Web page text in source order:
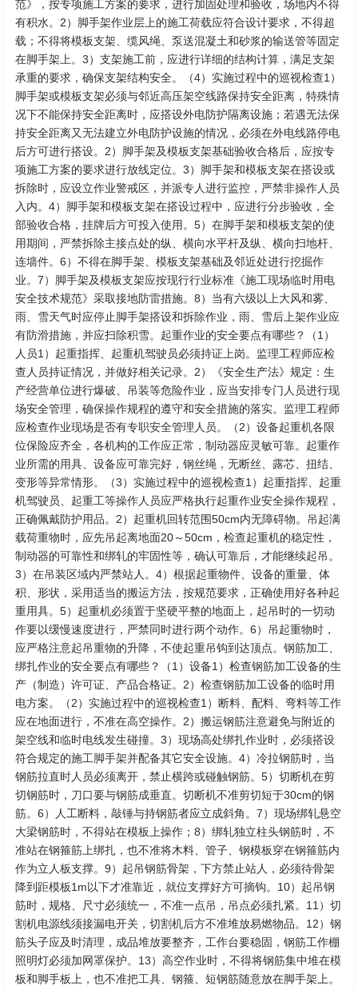
范》，按专项施工方案的要求，进行加固处理和验收，场地内不得
有积水。2）脚手架作业层上的施工荷载应符合设计要求，不得超
载；不得将模板支架、缆风绳、泵送混凝土和砂浆的输送管等固定
在脚手架上。3）支架施工前，应进行详细的结构计算，满足支架
承重的要求，确保支架结构安全。（4）实施过程中的巡视检查1）
脚手架或模板支架必须与邻近高压架空线路保持安全距离，特殊情
况下不能保持安全距离时，应搭设外电防护隔离设施；若遇无法保
持安全距离又无法建立外电防护设施的情况，必须在外电线路停电
后方可进行搭设。2）脚手架及模板支架基础验收合格后，应按专
项施工方案的要求进行放线定位。3）脚手架和模板支架在搭设或
拆除时，应设立作业警戒区，并派专人进行监控，严禁非操作人员
入内。4）脚手架和模板支架在搭设过程中，应进行分步验收，全
部验收合格，挂牌后方可投入使用。5）在脚手架和模板支架的使
用期间，严禁拆除主接点处的纵、横向水平杆及纵、横向扫地杆、
连墙件。6）不得在脚手架、模板支架基础及邻近处进行挖掘作
业。7）脚手架及模板支架应按现行行业标准《施工现场临时用电
安全技术规范》采取接地防雷措施。8）当有六级以上大风和雾、
雨、雪天气时应停止脚手架搭设和拆除作业，雨、雪后上架作业应
有防滑措施，并应扫除积雪。起重作业的安全要点有哪些？（1）
人员1）起重指挥、起重机驾驶员必须持证上岗。监理工程师应检
查人员持证情况，并做好相关记录。2）《安全生产法》规定：生
产经营单位进行爆破、吊装等危险作业，应当安排专门人员进行现
场安全管理，确保操作规程的遵守和安全措施的落实。监理工程师
应检查作业现场是否有专职安全管理人员。（2）设备起重机各限
位保险应齐全，各机构的工作应正常，制动器应灵敏可靠。起重作
业所需的用具、设备应可靠完好，钢丝绳，无断丝、露芯、扭结、
变形等异常情形。（3）实施过程中的巡视检查1）起重指挥、起重
机驾驶员、起重工等操作人员应严格执行起重作业安全操作规程，
正确佩戴防护用品。2）起重机回转范围50cm内无障碍物。吊起满
载荷重物时，应先吊起离地面20～50cm，检查起重机的稳定性，
制动器的可靠性和绑轧的牢固性等，确认可靠后，才能继续起吊。
3）在吊装区域内严禁站人。4）根据起重物件、设备的重量、体
积、形状，采用适当的搬运方法，按规范要求，正确使用好各种起
重用具。5）起重机必须置于坚硬平整的地面上，起吊时的一切动
作要以缓慢速度进行，严禁同时进行两个动作。6）吊起重物时，
应严格注意起吊重物的升降，不使起重吊钩到达顶点。钢筋加工、
绑扎作业的安全要点有哪些？（1）设备1）检查钢筋加工设备的生
产（制造）许可证、产品合格证。2）检查钢筋加工设备的临时用
电方案。（2）实施过程中的巡视检查1）断料、配料、弯料等工作
应在地面进行，不准在高空操作。2）搬运钢筋注意避免与附近的
架空线和临时电线发生碰撞。3）现场高处绑扎作业时，必须搭设
符合规定的施工脚手架并配备其它安全设施。4）冷拉钢筋时，当
钢筋拉直时人员必须离开，禁止横跨或碰触钢筋。5）切断机在剪
切钢筋时，刀口要与钢筋成垂直。切断机不准剪切短于30cm的钢
筋。6）人工断料，敲锤与持钢筋者应立成斜角。7）现场绑轧悬空
大梁钢筋时，不得站在模板上操作；8）绑轧独立柱头钢筋时，不
准站在钢箍筋上绑扎，也不准将木料、管子、钢模板穿在钢箍筋内
作为立人板支撑。9）起吊钢筋骨架，下方禁止站人，必须待骨架
降到距模板1m以下才准靠近，就位支撑好方可摘钩。10）起吊钢
筋时，规格、尺寸必须统一，不准一点吊，吊点必须扎紧。11）切
割机电源线须接漏电开关，切割机后方不准堆放易燃物品。12）钢
筋头子应及时清理，成品堆放要整齐，工作台要稳固，钢筋工作棚
照明灯必须加网罩保护。13）高空作业时，不得将钢筋集中堆在模
板和脚手板上，也不准把工具、钢箍、短钢筋随意放在脚手架上。